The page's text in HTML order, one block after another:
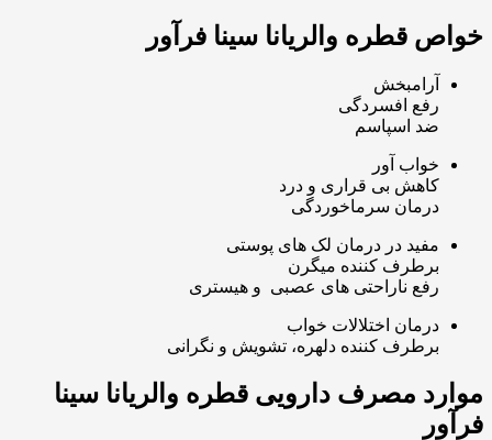
خواص قطره والریانا سینا فرآور
آرامبخش
رفع افسردگی
ضد اسپاسم
خواب آور
کاهش بی قراری و درد
درمان سرماخوردگی
مفید در درمان لک های پوستی
برطرف کننده میگرن
رفع ناراحتی های عصبی و هیستری
درمان اختلالات خواب
برطرف کننده دلهره، تشویش و نگرانی
موارد مصرف دارویی قطره والریانا سینا
فرآور